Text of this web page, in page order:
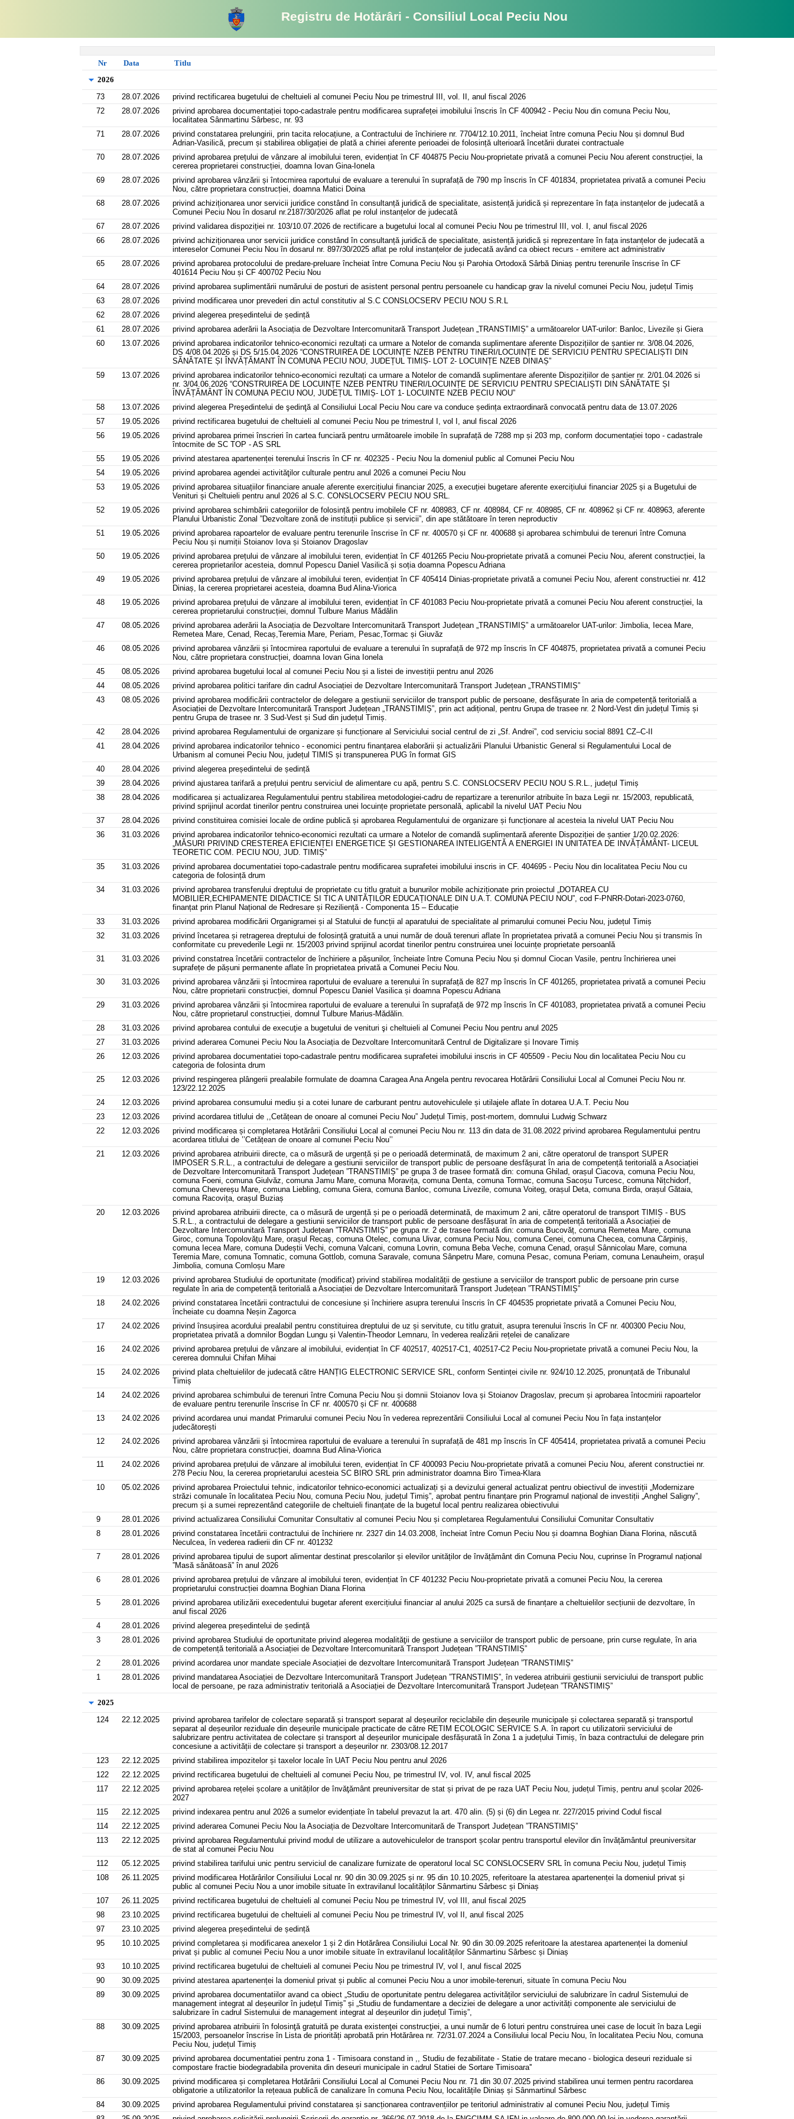
Registru de Hotărâri - Consiliul Local Peciu Nou
Nr Data
Titlu
2026
73
28.07.2026
privind rectificarea bugetului de cheltuieli al comunei Peciu Nou pe trimestrul III, vol. II, anul fiscal 2026
72
28.07.2026
privind aprobarea documentației topo-cadastrale pentru modificarea suprafeței imobilului înscris în CF 400942 - Peciu Nou din comuna Peciu Nou,
localitatea Sânmartinu Sârbesc, nr. 93
71
28.07.2026
privind constatarea prelungirii, prin tacita relocațiune, a Contractului de închiriere nr. 7704/12.10.2011, încheiat între comuna Peciu Nou și domnul Bud
Adrian-Vasilică, precum și stabilirea obligației de plată a chiriei aferente perioadei de folosință ulterioară încetării duratei contractuale
70
28.07.2026
privind aprobarea prețului de vânzare al imobilului teren, evidențiat în CF 404875 Peciu Nou-proprietate privată a comunei Peciu Nou aferent construcției, la
cererea proprietarei construcției, doamna Iovan Gina-Ionela
69
28.07.2026
privind aprobarea vânzării și întocmirea raportului de evaluare a terenului în suprafață de 790 mp înscris în CF 401834, proprietatea privată a comunei Peciu
Nou, către proprietara construcției, doamna Matici Doina
68
28.07.2026
privind achiziționarea unor servicii juridice constând în consultanță juridică de specialitate, asistență juridică și reprezentare în fața instanțelor de judecată a
Comunei Peciu Nou în dosarul nr.2187/30/2026 aflat pe rolul instanțelor de judecată
67
28.07.2026
privind validarea dispoziției nr. 103/10.07.2026 de rectificare a bugetului local al comunei Peciu Nou pe trimestrul III, vol. I, anul fiscal 2026
66
28.07.2026
privind achiziționarea unor servicii juridice constând în consultanță juridică de specialitate, asistență juridică și reprezentare în fața instanțelor de judecată a
intereselor Comunei Peciu Nou în dosarul nr. 897/30/2025 aflat pe rolul instanțelor de judecată având ca obiect recurs - emitere act administrativ
65
28.07.2026
privind aprobarea protocolului de predare-preluare încheiat între Comuna Peciu Nou și Parohia Ortodoxă Sârbă Diniaș pentru terenurile înscrise în CF
401614 Peciu Nou și CF 400702 Peciu Nou
64
28.07.2026
privind aprobarea suplimentării numărului de posturi de asistent personal pentru persoanele cu handicap grav la nivelul comunei Peciu Nou, județul Timiș
63
28.07.2026
privind modificarea unor prevederi din actul constitutiv al S.C CONSLOCSERV PECIU NOU S.R.L
62
28.07.2026
privind alegerea președintelui de ședință
61
28.07.2026
privind aprobarea aderării la Asociația de Dezvoltare Intercomunitară Transport Județean „TRANSTIMIȘ” a următoarelor UAT-urilor: Banloc, Livezile și Giera
60
13.07.2026
privind aprobarea indicatorilor tehnico-economici rezultați ca urmare a Notelor de comanda suplimentare aferente Dispozițiilor de șantier nr. 3/08.04.2026,
DS 4/08.04.2026 și DS 5/15.04.2026 “CONSTRUIREA DE LOCUINȚE NZEB PENTRU TINERI/LOCUINȚE DE SERVICIU PENTRU SPECIALIȘTI DIN
SĂNĂTATE ȘI ÎNVĂȚĂMANT ÎN COMUNA PECIU NOU, JUDEȚUL TIMIȘ- LOT 2- LOCUINȚE NZEB DINIAȘ”
59
13.07.2026
privind aprobarea indicatorilor tehnico-economici rezultați ca urmare a Notelor de comandă suplimentare aferente Dispozițiilor de șantier nr. 2/01.04.2026 si
nr. 3/04.06.2026 “CONSTRUIREA DE LOCUINȚE NZEB PENTRU TINERI/LOCUINȚE DE SERVICIU PENTRU SPECIALIȘTI DIN SĂNĂTATE ȘI
ÎNVĂȚĂMÂNT ÎN COMUNA PECIU NOU, JUDEȚUL TIMIȘ- LOT 1- LOCUINTE NZEB PECIU NOU”
58
13.07.2026
privind alegerea Preşedintelui de şedinţă al Consiliului Local Peciu Nou care va conduce ședința extraordinară convocată pentru data de 13.07.2026
57
19.05.2026
privind rectificarea bugetului de cheltuieli al comunei Peciu Nou pe trimestrul I, vol I, anul fiscal 2026
56
19.05.2026
privind aprobarea primei înscrieri în cartea funciară pentru următoarele imobile în suprafață de 7288 mp și 203 mp, conform documentației topo - cadastrale
întocmite de SC TOP - AS SRL
55
19.05.2026
privind atestarea apartenenței terenului înscris în CF nr. 402325 - Peciu Nou la domeniul public al Comunei Peciu Nou
54
19.05.2026
privind aprobarea agendei activităţilor culturale pentru anul 2026 a comunei Peciu Nou
53
19.05.2026
privind aprobarea situațiilor financiare anuale aferente exercițiului financiar 2025, a execuției bugetare aferente exercițiului financiar 2025 și a Bugetului de
Venituri și Cheltuieli pentru anul 2026 al S.C. CONSLOCSERV PECIU NOU SRL.
52
19.05.2026
privind aprobarea schimbării categoriilor de folosință pentru imobilele CF nr. 408983, CF nr. 408984, CF nr. 408985, CF nr. 408962 și CF nr. 408963, aferente
Planului Urbanistic Zonal ”Dezvoltare zonă de instituții publice și servicii”, din ape stătătoare în teren neproductiv
51
19.05.2026
privind aprobarea rapoartelor de evaluare pentru terenurile înscrise în CF nr. 400570 și CF nr. 400688 și aprobarea schimbului de terenuri între Comuna
Peciu Nou și numiții Stoianov Iova și Stoianov Dragoslav
50
19.05.2026
privind aprobarea prețului de vânzare al imobilului teren, evidențiat în CF 401265 Peciu Nou-proprietate privată a comunei Peciu Nou, aferent construcției, la
cererea proprietarilor acesteia, domnul Popescu Daniel Vasilică și soția doamna Popescu Adriana
49
19.05.2026
privind aprobarea prețului de vânzare al imobilului teren, evidențiat în CF 405414 Dinias-proprietate privată a comunei Peciu Nou, aferent constructiei nr. 412
Diniaș, la cererea proprietarei acesteia, doamna Bud Alina-Viorica
48
19.05.2026
privind aprobarea prețului de vânzare al imobilului teren, evidențiat în CF 401083 Peciu Nou-proprietate privată a comunei Peciu Nou aferent construcției, la
cererea proprietarului construcției, domnul Tulbure Marius Mădălin
47
08.05.2026
privind aprobarea aderării la Asociația de Dezvoltare Intercomunitară Transport Județean „TRANSTIMIȘ” a următoarelor UAT-urilor: Jimbolia, Iecea Mare,
Remetea Mare, Cenad, Recaș,Teremia Mare, Periam, Pesac,Tormac și Giuvăz
46
08.05.2026
privind aprobarea vânzării și întocmirea raportului de evaluare a terenului în suprafață de 972 mp înscris în CF 404875, proprietatea privată a comunei Peciu
Nou, către proprietara construcției, doamna Iovan Gina Ionela
45
08.05.2026
privind aprobarea bugetului local al comunei Peciu Nou și a listei de investiții pentru anul 2026
44
08.05.2026
privind aprobarea politici tarifare din cadrul Asociației de Dezvoltare Intercomunitară Transport Județean „TRANSTIMIȘ”
43
08.05.2026
privind aprobarea modificării contractelor de delegare a gestiunii serviciilor de transport public de persoane, desfășurate în aria de competență teritorială a
Asociației de Dezvoltare Intercomunitară Transport Județean „TRANSTIMIȘ”, prin act adițional, pentru Grupa de trasee nr. 2 Nord-Vest din județul Timiș și
pentru Grupa de trasee nr. 3 Sud-Vest și Sud din județul Timiș.
42
28.04.2026
privind aprobarea Regulamentului de organizare și funcționare al Serviciului social centrul de zi „Sf. Andrei”, cod serviciu social 8891 CZ–C-II
41
28.04.2026
privind aprobarea indicatorilor tehnico - economici pentru finanțarea elaborării și actualizării Planului Urbanistic General si Regulamentului Local de
Urbanism al comunei Peciu Nou, județul TIMIS și transpunerea PUG în format GIS
40
28.04.2026
privind alegerea președintelui de ședință
39
28.04.2026
privind ajustarea tarifară a prețului pentru serviciul de alimentare cu apă, pentru S.C. CONSLOCSERV PECIU NOU S.R.L., județul Timiș
38
28.04.2026
modificarea și actualizarea Regulamentului pentru stabilirea metodologiei-cadru de repartizare a terenurilor atribuite în baza Legii nr. 15/2003, republicată,
privind sprijinul acordat tinerilor pentru construirea unei locuințe proprietate personală, aplicabil la nivelul UAT Peciu Nou
37
28.04.2026
privind constituirea comisiei locale de ordine publică și aprobarea Regulamentului de organizare și funcționare al acesteia la nivelul UAT Peciu Nou
36
31.03.2026
privind aprobarea indicatorilor tehnico-economici rezultati ca urmare a Notelor de comandă suplimentară aferente Dispoziției de șantier 1/20.02.2026:
„MĂSURI PRIVIND CRESTEREA EFICIENȚEI ENERGETICE ȘI GESTIONAREA INTELIGENTĂ A ENERGIEI IN UNITATEA DE INVĂȚĂMÂNT- LICEUL
TEORETIC COM. PECIU NOU, JUD. TIMIȘ”
35
31.03.2026
privind aprobarea documentatiei topo-cadastrale pentru modificarea suprafetei imobilului inscris in CF. 404695 - Peciu Nou din localitatea Peciu Nou cu
categoria de folosință drum
34
31.03.2026
privind aprobarea transferului dreptului de proprietate cu titlu gratuit a bunurilor mobile achiziționate prin proiectul „DOTAREA CU
MOBILIER,ECHIPAMENTE DIDACTICE SI TIC A UNITĂȚILOR EDUCAȚIONALE DIN U.A.T. COMUNA PECIU NOU”, cod F-PNRR-Dotari-2023-0760,
finanțat prin Planul Național de Redresare și Reziliență - Componenta 15 – Educație
33
31.03.2026
privind aprobarea modificării Organigramei și al Statului de funcții al aparatului de specialitate al primarului comunei Peciu Nou, județul Timiș
32
31.03.2026
privind încetarea și retragerea dreptului de folosință gratuită a unui număr de două terenuri aflate în proprietatea privată a comunei Peciu Nou și transmis în
conformitate cu prevederile Legii nr. 15/2003 privind sprijinul acordat tinerilor pentru construirea unei locuințe proprietate persoanlă
31
31.03.2026
privind constatrea încetării contractelor de închiriere a pășunilor, încheiate între Comuna Peciu Nou și domnul Ciocan Vasile, pentru închirierea unei
suprafețe de pășuni permanente aflate în proprietatea privată a Comunei Peciu Nou.
30
31.03.2026
privind aprobarea vânzării și întocmirea raportului de evaluare a terenului în suprafață de 827 mp înscris în CF 401265, proprietatea privată a comunei Peciu
Nou, către proprietarii construcției, domnul Popescu Daniel Vasilica și doamna Popescu Adriana
29
31.03.2026
privind aprobarea vânzării și întocmirea raportului de evaluare a terenului în suprafață de 972 mp înscris în CF 401083, proprietatea privată a comunei Peciu
Nou, către proprietarul construcției, domnul Tulbure Marius-Mădălin.
28
31.03.2026
privind aprobarea contului de execuţie a bugetului de venituri şi cheltuieli al Comunei Peciu Nou pentru anul 2025
27
31.03.2026
privind aderarea Comunei Peciu Nou la Asociația de Dezvoltare Intercomunitară Centrul de Digitalizare și Inovare Timiș
26
12.03.2026
privind aprobarea documentatiei topo-cadastrale pentru modificarea suprafetei imobilului inscris in CF 405509 - Peciu Nou din localitatea Peciu Nou cu
categoria de folosinta drum
25
12.03.2026
privind respingerea plângerii prealabile formulate de doamna Caragea Ana Angela pentru revocarea Hotărârii Consiliului Local al Comunei Peciu Nou nr.
123/22.12.2025
24
12.03.2026
privind aprobarea consumului mediu și a cotei lunare de carburant pentru autovehiculele și utilajele aflate în dotarea U.A.T. Peciu Nou
23
12.03.2026
privind acordarea titlului de ,,Cetățean de onoare al comunei Peciu Nou” Județul Timiș, post-mortem, domnului Ludwig Schwarz
22
12.03.2026
privind modificarea și completarea Hotărârii Consiliului Local al comunei Peciu Nou nr. 113 din data de 31.08.2022 privind aprobarea Regulamentului pentru
acordarea titlului de ’’Cetățean de onoare al comunei Peciu Nou’’
21
12.03.2026
privind aprobarea atribuirii directe, ca o măsură de urgență și pe o perioadă determinată, de maximum 2 ani, către operatorul de transport SUPER
IMPOSER S.R.L., a contractului de delegare a gestiunii serviciilor de transport public de persoane desfășurat în aria de competență teritorială a Asociației
de Dezvoltare Intercomunitară Transport Județean ”TRANSTIMIȘ” pe grupa 3 de trasee formată din: comuna Ghilad, orașul Ciacova, comuna Peciu Nou,
comuna Foeni, comuna Giulvăz, comuna Jamu Mare, comuna Moravița, comuna Denta, comuna Tormac, comuna Sacoșu Turcesc, comuna Nițchidorf,
comuna Chevereșu Mare, comuna Liebling, comuna Giera, comuna Banloc, comuna Livezile, comuna Voiteg, orașul Deta, comuna Birda, orașul Gătaia,
comuna Racovița, orașul Buziaș
20
12.03.2026
privind aprobarea atribuirii directe, ca o măsură de urgență și pe o perioadă determinată, de maximum 2 ani, către operatorul de transport TIMIȘ - BUS
S.R.L., a contractului de delegare a gestiunii serviciilor de transport public de persoane desfășurat în aria de competență teritorială a Asociației de
Dezvoltare Intercomunitară Transport Județean ”TRANSTIMIȘ” pe grupa nr. 2 de trasee formată din: comuna Bucovăț, comuna Remetea Mare, comuna
Giroc, comuna Topolovățu Mare, orașul Recaș, comuna Otelec, comuna Uivar, comuna Peciu Nou, comuna Cenei, comuna Checea, comuna Cărpiniș,
comuna Iecea Mare, comuna Dudeștii Vechi, comuna Valcani, comuna Lovrin, comuna Beba Veche, comuna Cenad, orașul Sânnicolau Mare, comuna
Teremia Mare, comuna Tomnatic, comuna Gottlob, comuna Saravale, comuna Sânpetru Mare, comuna Pesac, comuna Periam, comuna Lenauheim, orașul
Jimbolia, comuna Comloșu Mare
19
12.03.2026
privind aprobarea Studiului de oportunitate (modificat) privind stabilirea modalității de gestiune a serviciilor de transport public de persoane prin curse
regulate în aria de competențã teritorială a Asociației de Dezvoltare Intercomunitară Transport Județean ”TRANSTIMIȘ”
18
24.02.2026
privind constatarea încetării contractului de concesiune și închiriere asupra terenului înscris în CF 404535 proprietate privată a Comunei Peciu Nou,
încheiate cu doamna Neșin Zagorca
17
24.02.2026
privind însușirea acordului prealabil pentru constituirea dreptului de uz și servitute, cu titlu gratuit, asupra terenului înscris în CF nr. 400300 Peciu Nou,
proprietatea privată a domnilor Bogdan Lungu și Valentin-Theodor Lemnaru, în vederea realizării rețelei de canalizare
16
24.02.2026
privind aprobarea prețului de vânzare al imobilului, evidențiat în CF 402517, 402517-C1, 402517-C2 Peciu Nou-proprietate privată a comunei Peciu Nou, la
cererea domnului Chifan Mihai
15
24.02.2026
privind plata cheltuielilor de judecată către HANȚIG ELECTRONIC SERVICE SRL, conform Sentinței civile nr. 924/10.12.2025, pronunțată de Tribunalul
Timiș
14
24.02.2026
privind aprobarea schimbului de terenuri între Comuna Peciu Nou și domnii Stoianov Iova și Stoianov Dragoslav, precum și aprobarea întocmirii rapoartelor
de evaluare pentru terenurile înscrise în CF nr. 400570 și CF nr. 400688
13
24.02.2026
privind acordarea unui mandat Primarului comunei Peciu Nou în vederea reprezentării Consiliului Local al comunei Peciu Nou în fața instanțelor
judecătorești
12
24.02.2026
privind aprobarea vânzării și întocmirea raportului de evaluare a terenului în suprafață de 481 mp înscris în CF 405414, proprietatea privată a comunei Peciu
Nou, către proprietara construcției, doamna Bud Alina-Viorica
11
24.02.2026
privind aprobarea prețului de vânzare al imobilului teren, evidențiat în CF 400093 Peciu Nou-proprietate privată a comunei Peciu Nou, aferent constructiei nr.
278 Peciu Nou, la cererea proprietarului acesteia SC BIRO SRL prin administrator doamna Biro Timea-Klara
10
05.02.2026
privind aprobarea Proiectului tehnic, indicatorilor tehnico-economici actualizați și a devizului general actualizat pentru obiectivul de investiții „Modernizare
străzi comunale în localitatea Peciu Nou, comuna Peciu Nou, județul Timiș”, aprobat pentru finanțare prin Programul național de investiții „Anghel Saligny”,
precum și a sumei reprezentând categoriile de cheltuieli finanțate de la bugetul local pentru realizarea obiectivului
9
28.01.2026
privind actualizarea Consiliului Comunitar Consultativ al comunei Peciu Nou și completarea Regulamentului Consiliului Comunitar Consultativ
8
28.01.2026
privind constatarea încetării contractului de închiriere nr. 2327 din 14.03.2008, încheiat între Comun Peciu Nou și doamna Boghian Diana Florina, născută
Neculcea, în vederea radierii din CF nr. 401232
7
28.01.2026
privind aprobarea tipului de suport alimentar destinat prescolarilor și elevilor unităților de învățământ din Comuna Peciu Nou, cuprinse în Programul național
”Masă sănătoasă” în anul 2026
6
28.01.2026
privind aprobarea prețului de vânzare al imobilului teren, evidențiat în CF 401232 Peciu Nou-proprietate privată a comunei Peciu Nou, la cererea
proprietarului construcției doamna Boghian Diana Florina
5
28.01.2026
privind aprobarea utilizării execedentului bugetar aferent exercițiului financiar al anului 2025 ca sursă de finanțare a cheltuielilor secțiunii de dezvoltare, în
anul fiscal 2026
4
28.01.2026
privind alegerea președintelui de ședință
3
28.01.2026
privind aprobarea Studiului de oportunitate privind alegerea modalităţii de gestiune a serviciilor de transport public de persoane, prin curse regulate, în aria
de competență teritorială a Asociației de Dezvoltare Intercomunitară Transport Județean ”TRANSTIMIȘ”
2
28.01.2026
privind acordarea unor mandate speciale Asociației de dezvoltare Intercomunitară Transport Județean ”TRANSTIMIȘ”
1
28.01.2026
privind mandatarea Asociației de Dezvoltare Intercomunitară Transport Județean ”TRANSTIMIȘ”, în vederea atribuirii gestiunii serviciului de transport public
local de persoane, pe raza administrativ teritorială a Asociației de Dezvoltare Intercomunitară Transport Județean ”TRANSTIMIȘ”
2025
124
22.12.2025
privind aprobarea tarifelor de colectare separată și transport separat al deșeurilor reciclabile din deșeurile municipale și colectarea separată și transportul
separat al deșeurilor reziduale din deșeurile municipale practicate de către RETIM ECOLOGIC SERVICE S.A. în raport cu utilizatorii serviciului de
salubrizare pentru activitatea de colectare și transport al deșeurilor municipale desfășurată în Zona 1 a județului Timiș, în baza contractului de delegare prin
concesiune a activității de colectare și transport a deșeurilor nr. 2303/08.12.2017
123
22.12.2025
privind stabilirea impozitelor și taxelor locale în UAT Peciu Nou pentru anul 2026
122
22.12.2025
privind rectificarea bugetului de cheltuieli al comunei Peciu Nou, pe trimestrul IV, vol. IV, anul fiscal 2025
117
22.12.2025
privind aprobarea rețelei școlare a unităților de învăţământ preuniversitar de stat și privat de pe raza UAT Peciu Nou, județul Timiș, pentru anul școlar 2026-
2027
115
22.12.2025
privind indexarea pentru anul 2026 a sumelor evidențiate în tabelul prevazut la art. 470 alin. (5) și (6) din Legea nr. 227/2015 privind Codul fiscal
114
22.12.2025
privind aderarea Comunei Peciu Nou la Asociația de Dezvoltare Intercomunitară de Transport Județean ”TRANSTIMIȘ”
113
22.12.2025
privind aprobarea Regulamentului privind modul de utilizare a autovehiculelor de transport școlar pentru transportul elevilor din învățământul preuniversitar
de stat al comunei Peciu Nou
112
05.12.2025
privind stabilirea tarifului unic pentru serviciul de canalizare furnizate de operatorul local SC CONSLOCSERV SRL în comuna Peciu Nou, județul Timiș
108
26.11.2025
privind modificarea Hotărârilor Consiliului Local nr. 90 din 30.09.2025 și nr. 95 din 10.10.2025, referitoare la atestarea apartenenței la domeniul privat și
public al comunei Peciu Nou a unor imobile situate în extravilanul localităților Sânmartinu Sârbesc și Diniaș
107
26.11.2025
privind rectificarea bugetului de cheltuieli al comunei Peciu Nou pe trimestrul IV, vol III, anul fiscal 2025
98
23.10.2025
privind rectificarea bugetului de cheltuieli al comunei Peciu Nou pe trimestrul IV, vol II, anul fiscal 2025
97
23.10.2025
privind alegerea președintelui de ședință
95
10.10.2025
privind completarea și modificarea anexelor 1 și 2 din Hotărârea Consiliului Local Nr. 90 din 30.09.2025 referitoare la atestarea apartenenței la domeniul
privat și public al comunei Peciu Nou a unor imobile situate în extravilanul localităților Sânmartinu Sârbesc și Diniaș
93
10.10.2025
privind rectificarea bugetului de cheltuieli al comunei Peciu Nou pe trimestrul IV, vol I, anul fiscal 2025
90
30.09.2025
privind atestarea apartenenței la domeniul privat și public al comunei Peciu Nou a unor imobile-terenuri, situate în comuna Peciu Nou
89
30.09.2025
privind aprobarea documentatiilor avand ca obiect „Studiu de oportunitate pentru delegarea activităților serviciului de salubrizare ȋn cadrul Sistemului de
management integrat al deșeurilor în județul Timiș” și „Studiu de fundamentare a deciziei de delegare a unor activități componente ale serviciului de
salubrizare ȋn cadrul Sistemului de management integrat al deșeurilor din județul Timiș”,
88
30.09.2025
privind aprobarea atribuirii în folosinţă gratuită pe durata existenţei construcţiei, a unui număr de 6 loturi pentru construirea unei case de locuit în baza Legii
15/2003, persoanelor înscrise în Lista de priorități aprobată prin Hotărârea nr. 72/31.07.2024 a Consiliului local Peciu Nou, în localitatea Peciu Nou, comuna
Peciu Nou, județul Timiș
87
30.09.2025
privind aprobarea documentatiei pentru zona 1 - Timisoara constand in ,, Studiu de fezabilitate - Statie de tratare mecano - biologica deseuri reziduale si
compostare fractie biodegradabila provenita din deseuri municipale in cadrul Statiei de Sortare Timisoara''
86
30.09.2025
privind modificarea și completarea Hotărârii Consiliului Local al Comunei Peciu Nou nr. 71 din 30.07.2025 privind stabilirea unui termen pentru racordarea
obligatorie a utilizatorilor la rețeaua publică de canalizare în comuna Peciu Nou, localitățile Diniaș și Sânmartinul Sârbesc
84
30.09.2025
privind aprobarea Regulamentului privind constatarea și sancționarea contravențiilor pe teritoriul administrativ al comunei Peciu Nou, județul Timiș